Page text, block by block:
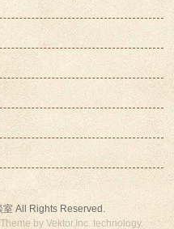
室All Rights Reserved.
byVektor,Inc. technology.